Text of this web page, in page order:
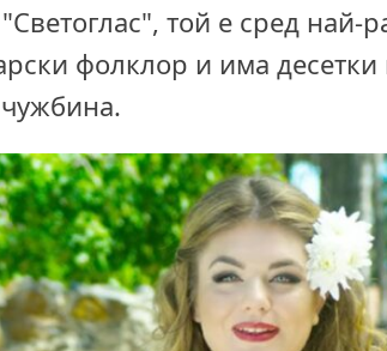
той е сред най-
фолклор и има